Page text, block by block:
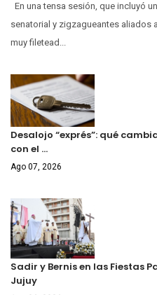
En una tensa sesión, que incluyó
senatorial y zigzagueantes aliados
muy filetead...
Desalojo “exprés”: qué
con el …
Ago 07, 2026
Sadir y Bernis en las Fiestas
Jujuy